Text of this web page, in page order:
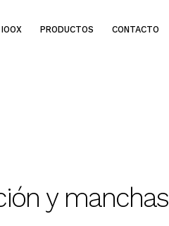
PRODUCTOS CONTACTO
y manchas